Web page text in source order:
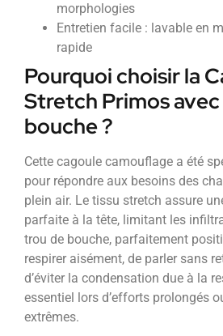
morphologies
Entretien facile : lavable en
rapide
Pourquoi choisir la
Stretch Primos
bouche ?
Cette cagoule camouflage a été
pour répondre aux besoins des
plein air. Le tissu stretch assure
parfaite à la tête, limitant les
trou de bouche, parfaitement
respirer aisément, de parler sans
d’éviter la condensation due à la
essentiel lors d’efforts prolongés
extrêmes.